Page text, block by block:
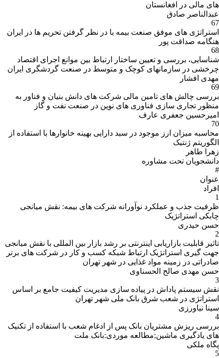
های مالی در افغانستان
عبدالناصر صادق
67
استراتژی های موفق صنعت بیمه با در نظر گرفتن تحریم ها در ایران
هنگامه صداقت پور
68
شناسایی، بررسی و تعیین ساختار ارتباط بین موانع اجرای اقتصاد
چرخشی در سازمانهای کوچک و متوسط در صنعت گردشگری ایران
مهدی افشار
69
بررسی چالش های تامین مالی شرکت های دانش بنیان و فناور به
منظور تجاری سازی فناوری های نوین در صنعت نفت و گاز
امیرحسین جعفری عارف
70
محاسبه میزان ارز موجود در سبد دارایی بهینه خانوارها با استفاده از
الگوریتم ژنتیک
زهرا طاهر
دانشجویان تحت مشاوره
#
عنوان
افراد
1
ظرفیت جذب و عملکرد نوآورانه شرکت های بیمه: نقش میانجی
چابکی استراتژیک
حسن حیدری
2
تاثیر قابلیت بازاریابی اینترنتی بر رشد بازار بین المللی با نقش میانجی
جهت گیری استراتژیک ارتباط شبکه کسب و کار در شرکت های برتر
صادراتی در زمینه مواد غذایی در شهر تهران
حسن مهدی صالح الحسناوی
3
نقش سیستم پاداش در پیاده سازی مدیریت کیفیت جامع بر اساس
استراتژی در شعب شرق بانک ملی شهر تهران
سینا نیاورزی
4
بررسی ریزش مشتریان بانک پس از ادغام شعب با استفاده از تکنیک
های یادگیری ماشین;مطالعه موردی:بانک ملت
پگاه ملکی
5